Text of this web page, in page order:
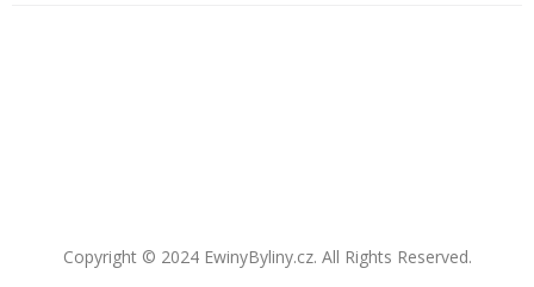
Copyright © 2024 EwinyByliny.cz. All Rights Reserved.